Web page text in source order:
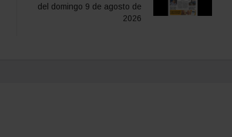
del domingo 9 de agosto de
2026